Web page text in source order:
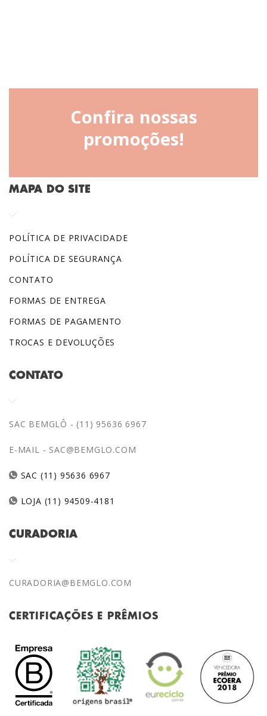
Confira nossas
promoções!
MAPA DO SITE
POLÍTICA DE PRIVACIDADE
POLÍTICA DE SEGURANÇA
CONTATO
FORMAS DE ENTREGA
FORMAS DE PAGAMENTO
TROCAS E DEVOLUÇÕES
CONTATO
SAC BEMGLÔ - (11) 95636 6967
E-MAIL - SAC@BEMGLO.COM
SAC (11) 95636 6967
LOJA (11) 94509-4181
CURADORIA
CURADORIA@BEMGLO.COM
CERTIFICAÇÕES E PRÊMIOS